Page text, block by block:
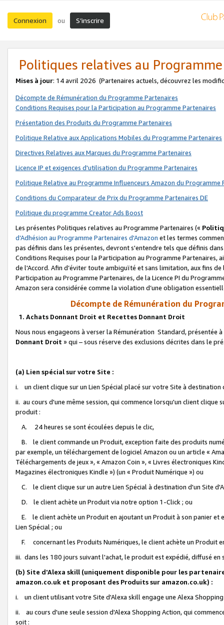
Connexion ou S’inscrire
Politiques relatives au
Mises à jour: 14 avril 2026 (Partenaires actuels, découvrez les
Décompte de Rémunération du Programme Partenaires
Conditions Requises pour la Participation au Programme Partenaires
Présentation des Produits du Programme Partenaires
Politique Relative aux Applications Mobiles du Programme Partenaires
Directives Relatives aux Marques du Programme Partenaires
Licence IP et exigences d'utilisation du Programme Partenaires
Politique Relative au Programme Influenceurs Amazon du Programme
Conditions du Comparateur de Prix du Programme Partenaires DE
Politique du programme Creator Ads Boost
Les présentes Politiques relatives au Programme Partenaires («
d’Adhésion au Programme Partenaires d'Amazon et les termes
pas définis dans les présentes, devront s'entendre tels que définis
Conditions Requises pour la Participation au Programme Partenaires,
de l'Accord. Afin d’éviter toute ambiguïté et sans limitation, aux fins
Participation au Programme Partenaires, de la Licence PI du
Amazon sera considérée comme la violation d’une obligation
Décompte de Rémunération du
1. Achats Donnant Droit et Recettes Donnant Droit
Nous nous engageons à verser la Rémunération Standard, présentée
Donnant Droit » qui – sous réserve des exclusions décrites dans le
(a) Lien spécial sur votre Site :
i. un client clique sur un Lien Spécial placé sur votre Site à destination
ii. au cours d'une même session, qui commence lorsqu'un client
produit :
A. 24 heures se sont écoulées depuis le clic,
B. le client commande un Produit, exception faite des produits
par exemple, un téléchargement de logiciel Amazon ou un article «
Téléchargements de jeux », « Amazon Coin », « Livres électroniques
Magazines électroniques Kindle ») (un « Produit Numérique ») ou
C. le client clique sur un autre Lien Spécial à destination d'un Site
D. le client achète un Produit via notre option 1-Click ; ou
E. le client achète un Produit en ajoutant un Produit à son panier et
Lien Spécial ; ou
F. concernant les Produits Numériques, le client achète un Produit
iii. dans les 180 jours suivant l'achat, le produit est expédié, diffusé
(b) Site d'Alexa skill (uniquement disponible pour les
amazon.co.uk et proposant des Produits sur amazon.co.uk) :
i. un client utilisant votre Site d'Alexa skill engage une Alexa
ii. au cours d'une seule session d'Alexa Shopping Action, qui
soit :